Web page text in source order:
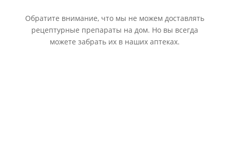
Обратите внимание, что мы не можем доставлять
рецептурные препараты на дом. Но вы всегда
можете забрать их в наших аптеках.